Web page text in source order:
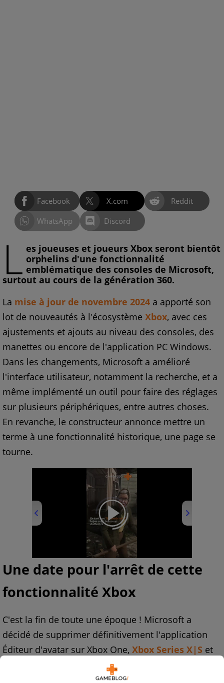
Facebook X.com
Reddit
WhatsApp
Discord
L es joueuses et joueurs Xbox seront bientôt
orphelins d'une fonctionnalité
emblématique des consoles de Microsoft,
surtout au cours de la génération 360.
La mise à jour de novembre 2024 a apporté son
lot de nouveautés à l'écosystème Xbox, avec ces
ajustements et ajouts au niveau des consoles, des
manettes ou encore de l'application PC Windows.
Dans les changements, Microsoft a amélioré
l'interface utilisateur, notamment la recherche, et a
même implémenté un outil pour faire des réglages
sur plusieurs périphériques, entre autres choses.
En revanche, le constructeur annonce mettre un
terme à une fonctionnalité historique, une page se
tourne.
01:00
Une date pour l'arrêt de cette
fonctionnalité Xbox
C'est la fin de toute une époque ! Microsoft a
décidé de supprimer définitivement l'application
Éditeur d'avatar sur Xbox One, Xbox Series X|S et
À compter du 9 janvier 2025,
l’application Éditeur d’avatar Xbox ne sera plus